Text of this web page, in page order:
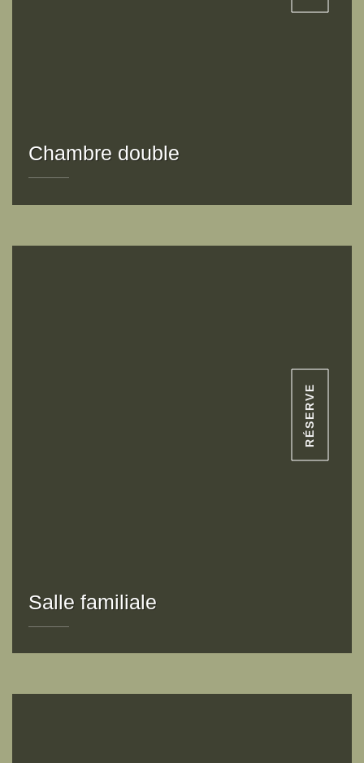
Chambre double
RÉSERVE
Salle familiale